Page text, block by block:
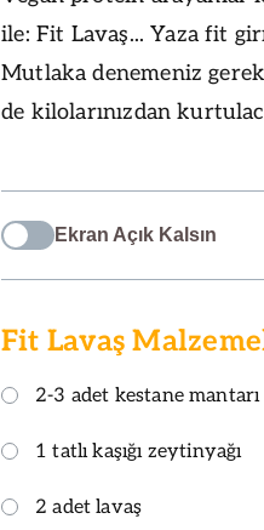
ile: Fit Lavaş... Yaza fit
Mutlaka denemeniz
de kilolarınızdan
Ekran Açık Kalsın
Fit Lavaş
2-3 adet kestane mantarı
1 tatlı kaşığı zeytinyağı
2 adet lavaş